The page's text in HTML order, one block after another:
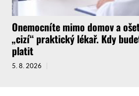
Onemocníte mimo domov a
„cizí“ praktický lékař. Kdy
platit
5. 8. 2026